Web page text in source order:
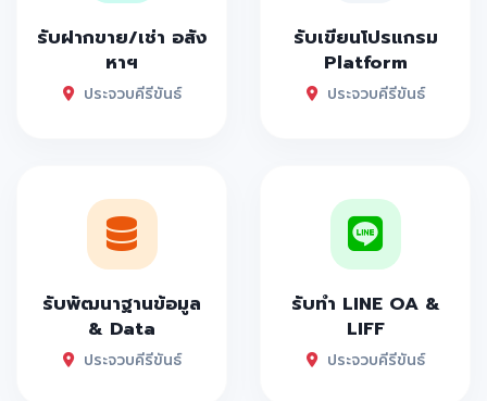
รับฝากขาย/เช่า อสัง
หาฯ
ประจวบคีรีขันธ์
รับเขียนโปรแกรม
Platform
ประจวบคีรีขันธ์
รับพัฒนาฐานข้อมูล
& Data
ประจวบคีรีขันธ์
รับทำ LINE OA &
LIFF
ประจวบคีรีขันธ์